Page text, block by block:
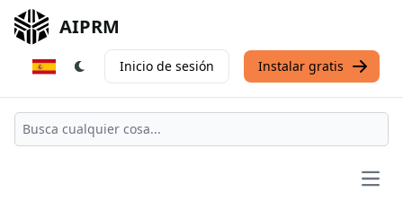
AIPRM
Inicio de sesión Instalar gratis